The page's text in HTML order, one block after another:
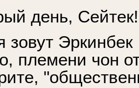
день, Сейтек!
зовут
племени чон